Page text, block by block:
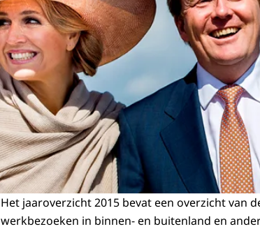
Het jaaroverzicht 2015 bevat een overzicht van
werkbezoeken in binnen- en buitenland en